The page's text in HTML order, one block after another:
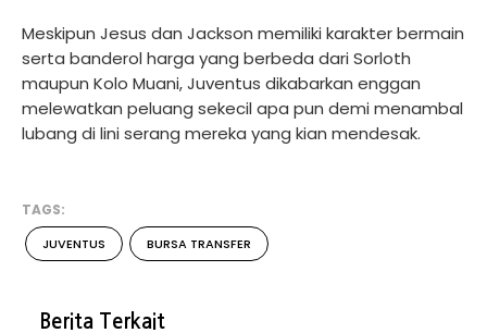
Meskipun Jesus dan Jackson memiliki karakter bermain
serta banderol harga yang berbeda dari Sorloth
maupun Kolo Muani, Juventus dikabarkan enggan
melewatkan peluang sekecil apa pun demi menambal
lubang di lini serang mereka yang kian mendesak.
TAGS:
JUVENTUS BURSA TRANSFER
Berita Terkait